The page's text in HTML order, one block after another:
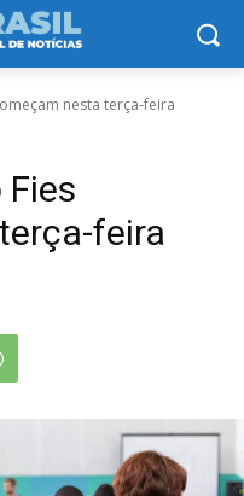
nesta terça-feira
feira